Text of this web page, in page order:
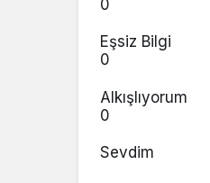
0
Eşsiz Bilgi
0
Alkışlıyorum
0
Sevdim